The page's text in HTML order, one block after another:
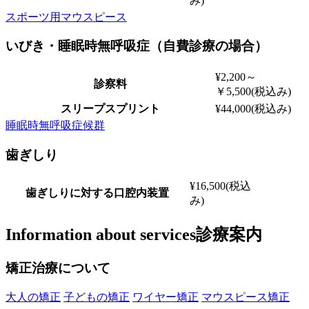
スポーツ用マウスピース
いびき・睡眠時無呼吸症（自費診療の場合）
診察料
¥2,200～
￥5,500(税込み)
スリープスプリント
¥44,000(税込み)
睡眠時無呼吸症候群
歯ぎしり
歯ぎしりに対する口腔内装置
¥16,500(税込
み)
Information about services診療案内
矯正治療について
大人の矯正 子どもの矯正 ワイヤー矯正 マウスピース矯正